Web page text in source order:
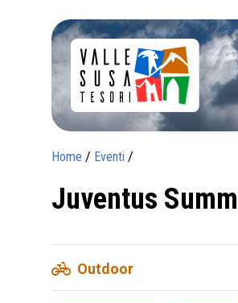
Home / Eventi /
Juventus
pedal_bike Outdoor